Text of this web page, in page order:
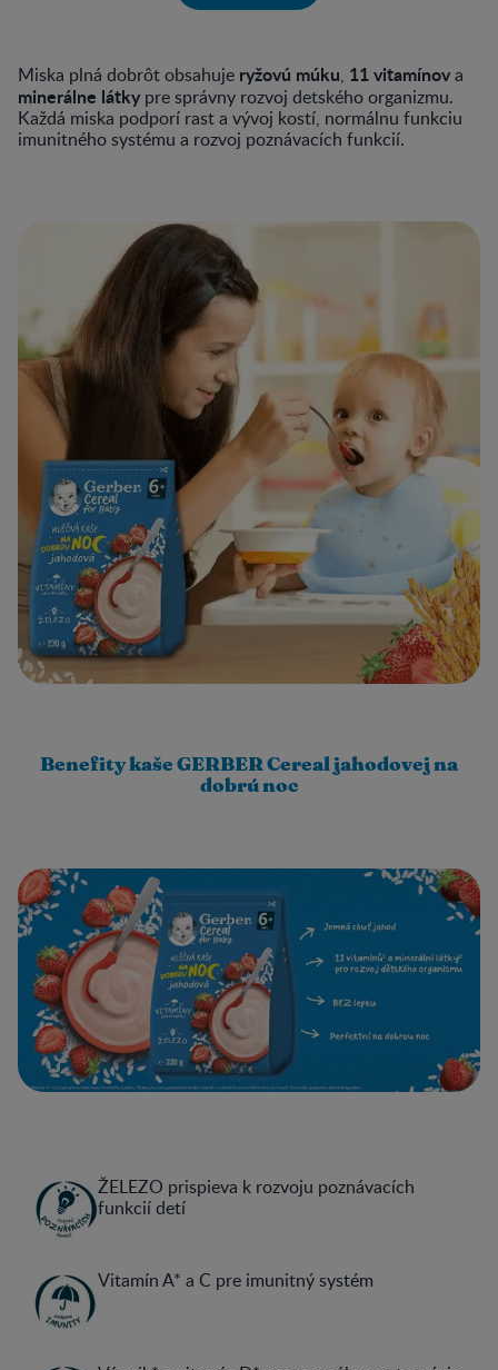
Miska plná dobrôt obsahuje ryžovú múku, 11 vitamínova
minerálne látkypre správny rozvoj detského organizmu.
Každá miska podporí rast a vývoj kostí, normálnu funkciu
imunitného systému a rozvoj poznávacích funkcií.
Benefity kaše GERBER Cereal jahodovej na
dobrú noc
ŽELEZO prispieva k rozvoju poznávacích
funkcií detí
Vitamín A* a C pre imunitný systém